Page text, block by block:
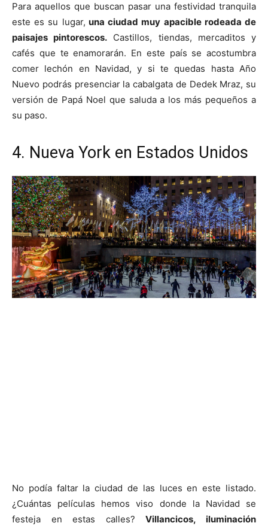
Para aquellos que buscan pasar una festividad tranquila
este es su lugar, una ciudad muy apacible rodeada de
paisajes pintorescos. Castillos, tiendas, mercaditos y
cafés que te enamorarán. En este país se acostumbra
comer lechón en Navidad, y si te quedas hasta Año
Nuevo podrás presenciar la cabalgata de Dedek Mraz, su
versión de Papá Noel que saluda a los más pequeños a
su paso.
4. Nueva York en Estados Unidos
No podía faltar la ciudad de las luces en este listado.
¿Cuántas películas hemos viso donde la Navidad se
festeja en estas calles?Villancicos, iluminación